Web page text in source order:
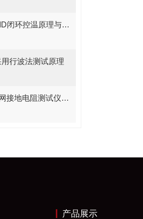
温控电加热器的PID闭环控温原理与结构设计详解
行波法测试原理
SXDW-5A大型地网接地电阻测试仪哪些功能特点
产品展示